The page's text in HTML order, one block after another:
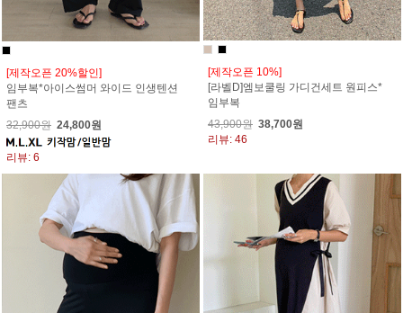
[제작오픈 20%할인]
임부복*아이스썸머 와이드 인생텐션
팬츠
32,900원 24,800원
리뷰: 6
[제작오픈 10%]
[라벨D]엠보쿨링 가디건세트 원피스*
임부복
43,900원 38,700원
리뷰: 46